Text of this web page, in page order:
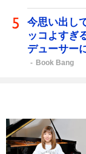
今思い出し
ッコよすぎ
デューサー
Book Bang